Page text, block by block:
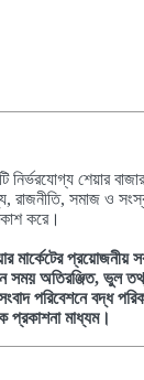
নির্ভরযোগ্য শেয়ার
রাজনীতি, সমাজ ও
করে।
মার্কেটের
সময় অতিরঞ্জিত, ভুল
পরিবেশনে বদ্ধ
প্রকাশনা মাধ্যম।